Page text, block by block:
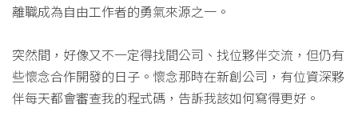
離職成為自由工作者的勇氣來源之一。
突然間，好像又不一定得找間公司、找位夥伴交流，但仍有
些懷念合作開發的日子。懷念那時在新創公司，有位資深夥
伴每天都會審查我的程式碼，告訴我該如何寫得更好。